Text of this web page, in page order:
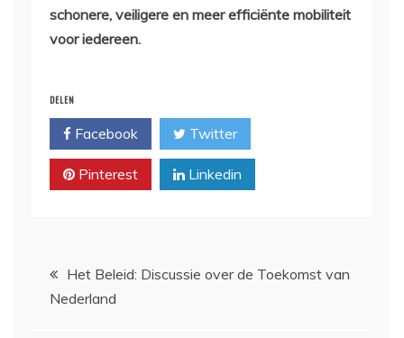
schonere, veiligere en meer efficiënte mobiliteit
voor iedereen.
DELEN
Facebook Twitter
Pinterest Linkedin
Bericht
navigatie
Het Beleid: Discussie over de Toekomst van
Nederland